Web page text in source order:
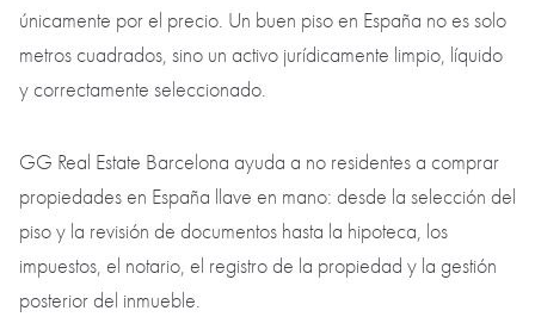
únicamente por el precio. Un buen piso en España no es solo
metros cuadrados, sino un activo jurídicamente limpio, líquido
y correctamente seleccionado.
GG Real Estate Barcelona ayuda a no residentes a comprar
propiedades en España llave en mano: desde la selección del
piso y la revisión de documentos hasta la hipoteca, los
impuestos, el notario, el registro de la propiedad y la gestión
posterior del inmueble.